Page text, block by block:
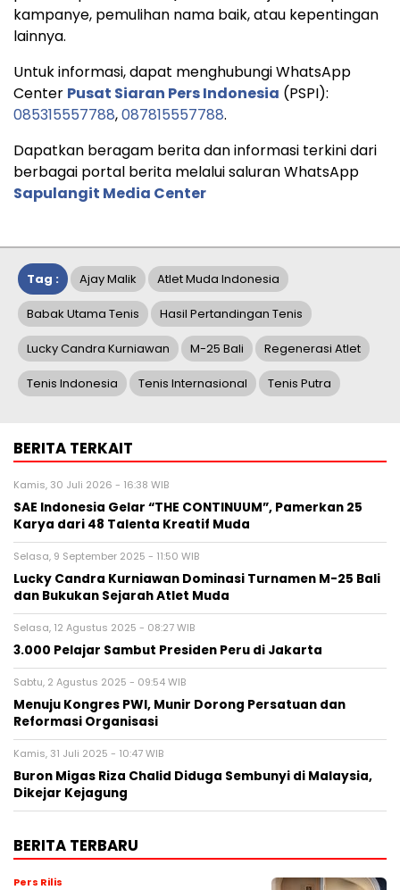
kampanye, pemulihan nama baik, atau kepentingan
lainnya.
Untuk informasi, dapat menghubungi WhatsApp
Center Pusat Siaran Pers Indonesia (PSPI):
085315557788,087815557788.
Dapatkan beragam berita dan informasi terkini dari
berbagai portal berita melalui saluran WhatsApp
Sapulangit Media Center
Tag : Ajay Malik Atlet Muda Indonesia
Babak Utama Tenis Hasil Pertandingan Tenis
Lucky Candra Kurniawan M-25 Bali Regenerasi Atlet
Tenis Indonesia Tenis Internasional Tenis Putra
BERITA TERKAIT
Kamis, 30 Juli 2026 - 16:38 WIB
SAE Indonesia Gelar “THE CONTINUUM”, Pamerkan 25
Karya dari 48 Talenta Kreatif Muda
Selasa, 9 September 2025 - 11:50 WIB
Lucky Candra Kurniawan Dominasi Turnamen M-25 Bali
dan Bukukan Sejarah Atlet Muda
Selasa, 12 Agustus 2025 - 08:27 WIB
3.000 Pelajar Sambut Presiden Peru di Jakarta
Sabtu, 2 Agustus 2025 - 09:54 WIB
Menuju Kongres PWI, Munir Dorong Persatuan dan
Reformasi Organisasi
Kamis, 31 Juli 2025 - 10:47 WIB
Buron Migas Riza Chalid Diduga Sembunyi di Malaysia,
Dikejar Kejagung
BERITA TERBARU
Pers Rilis